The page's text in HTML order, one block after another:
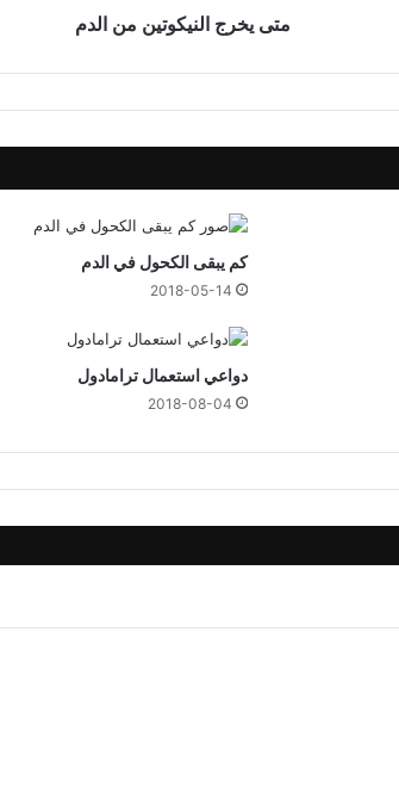
متى يخرج النيكوتين من الدم
كم يبقى الكحول في الدم
2018-05-14
دواعي استعمال ترامادول
2018-08-04